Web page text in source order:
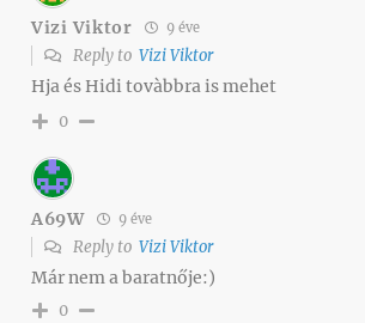
Vizi Viktor 9 éve
Reply to Vizi Viktor
Hja és Hidi tovàbbra is mehet
0
A69W 9 éve
Reply to Vizi Viktor
Már nem a baratnője:)
0